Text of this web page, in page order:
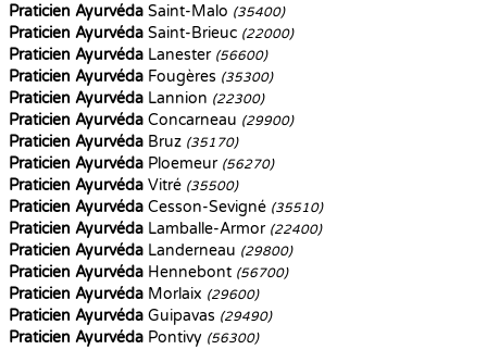
Praticien Ayurvéda Saint-Malo (35400)
Praticien Ayurvéda Saint-Brieuc (22000)
Praticien Ayurvéda Lanester (56600)
Praticien Ayurvéda Fougères (35300)
Praticien Ayurvéda Lannion (22300)
Praticien Ayurvéda Concarneau (29900)
Praticien Ayurvéda Bruz (35170)
Praticien Ayurvéda Ploemeur (56270)
Praticien Ayurvéda Vitré (35500)
Praticien Ayurvéda Cesson-Sevigné (35510)
Praticien Ayurvéda Lamballe-Armor (22400)
Praticien Ayurvéda Landerneau (29800)
Praticien Ayurvéda Hennebont (56700)
Praticien Ayurvéda Morlaix (29600)
Praticien Ayurvéda Guipavas (29490)
Praticien Ayurvéda Pontivy (56300)